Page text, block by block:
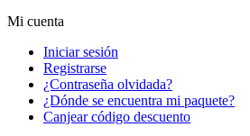
Mi cuenta
Iniciar sesión
Registrarse
¿Contraseña olvidada?
¿Dónde se encuentra mi paquete?
Canjear código descuento